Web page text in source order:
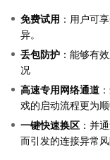
免费试用 ：用户可
异。
丢包防护 ：能够有
况
高速专用网络通道
戏的启动流程更为顺
一键快速换区 ：并
而引发的连接异常风